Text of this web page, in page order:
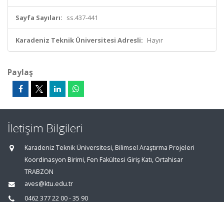
Sayfa Sayıları: ss.437-441
Karadeniz Teknik Üniversitesi Adresli: Hayır
Paylaş
İletişim Bilgileri
Karadeniz Teknik Üniversitesi, Bilimsel Araştırma Projeleri
Koordinasyon Birimi, Fen Fakültesi Giriş Katı, Ortahisar
TRABZON
aves@ktu.edu.tr
0462 377 22 00 - 35 90